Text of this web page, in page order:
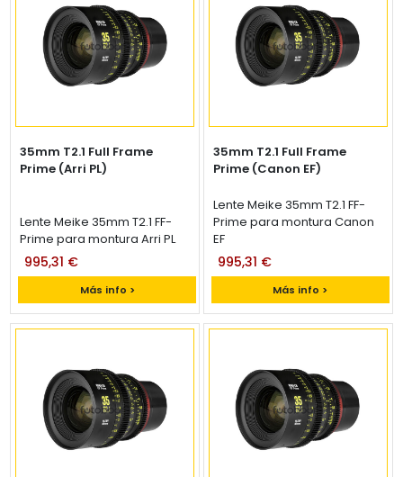
35mm T2.1 Full Frame
Prime (Arri PL)
Lente Meike 35mm T2.1 FF-
Prime para montura Arri PL
Más info >
995,31 €
35mm T2.1 Full Frame
Prime (Canon EF)
Lente Meike 35mm T2.1 FF-
Prime para montura Canon
EF
Más info >
995,31 €